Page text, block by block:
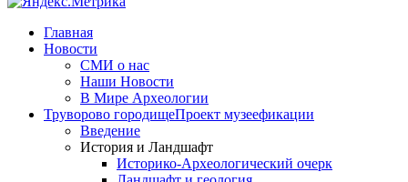
Главная
Новости
СМИ о нас
Наши Новости
В Мире Археологии
Труворово городищеПроект музеефикации
Введение
История и Ландшафт
Историко-Археологический очерк